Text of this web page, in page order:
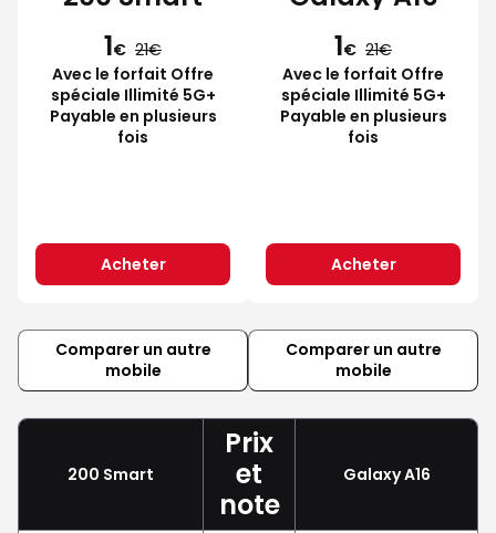
1€ 21
Avec le forfait Offre
spéciale Illimité 5G+
Payable en plusieurs
fois
Acheter
1€ 21
Avec le forfait Offre
spéciale Illimité 5G+
Payable en plusieurs
fois
Acheter
Comparer un autre
mobile
Comparer un autre
mobile
200 Smart
Prix
et
note
Galaxy A16